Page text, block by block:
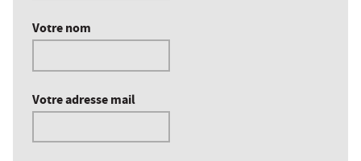
Votre nom
Votre adresse mail